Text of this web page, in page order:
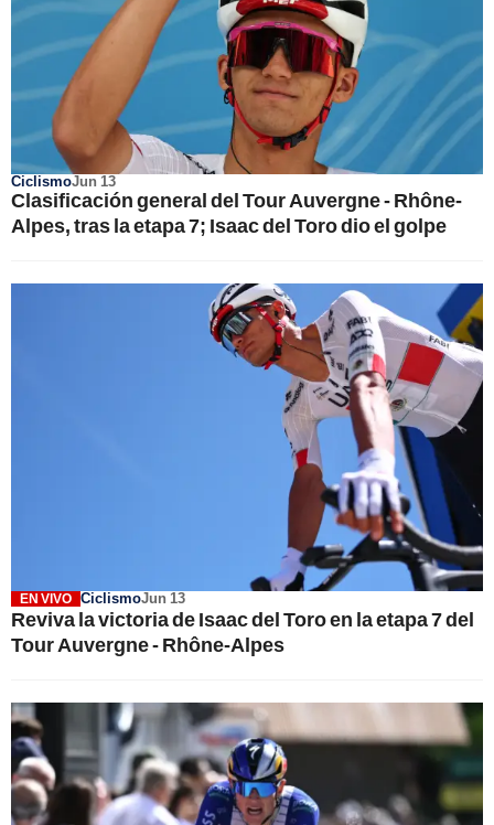
CiclismoJun 13
Clasificación general del Tour Auvergne - Rhône-
Alpes, tras la etapa 7; Isaac del Toro dio el golpe
EN VIVO CiclismoJun 13
Reviva la victoria de Isaac del Toro en la etapa 7 del
Tour Auvergne - Rhône-Alpes